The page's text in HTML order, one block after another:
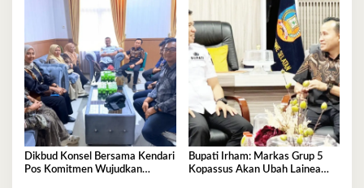
Dikbud Konsel Bersama Kendari
Pos Komitmen Wujudkan
Bupati Irham: Markas Grup 5
Kopassus Akan Ubah Lainea